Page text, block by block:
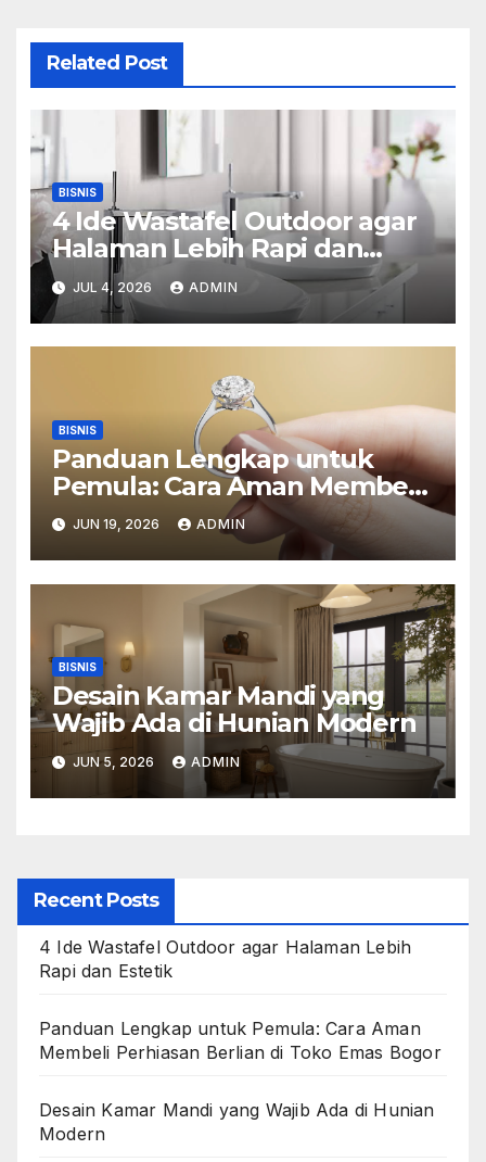
Related Post
BISNIS
4 Ide Wastafel Outdoor agar
Halaman Lebih Rapi dan
Estetik
JUL 4, 2026 ADMIN
BISNIS
Panduan Lengkap untuk
Pemula: Cara Aman Membeli
Perhiasan Berlian di Toko
Emas Bogor
JUN 19, 2026 ADMIN
BISNIS
Desain Kamar Mandi yang
Wajib Ada di Hunian Modern
JUN 5, 2026 ADMIN
Recent Posts
4 Ide Wastafel Outdoor agar Halaman Lebih
Rapi dan Estetik
Panduan Lengkap untuk Pemula: Cara Aman
Membeli Perhiasan Berlian di Toko Emas Bogor
Desain Kamar Mandi yang Wajib Ada di Hunian
Modern